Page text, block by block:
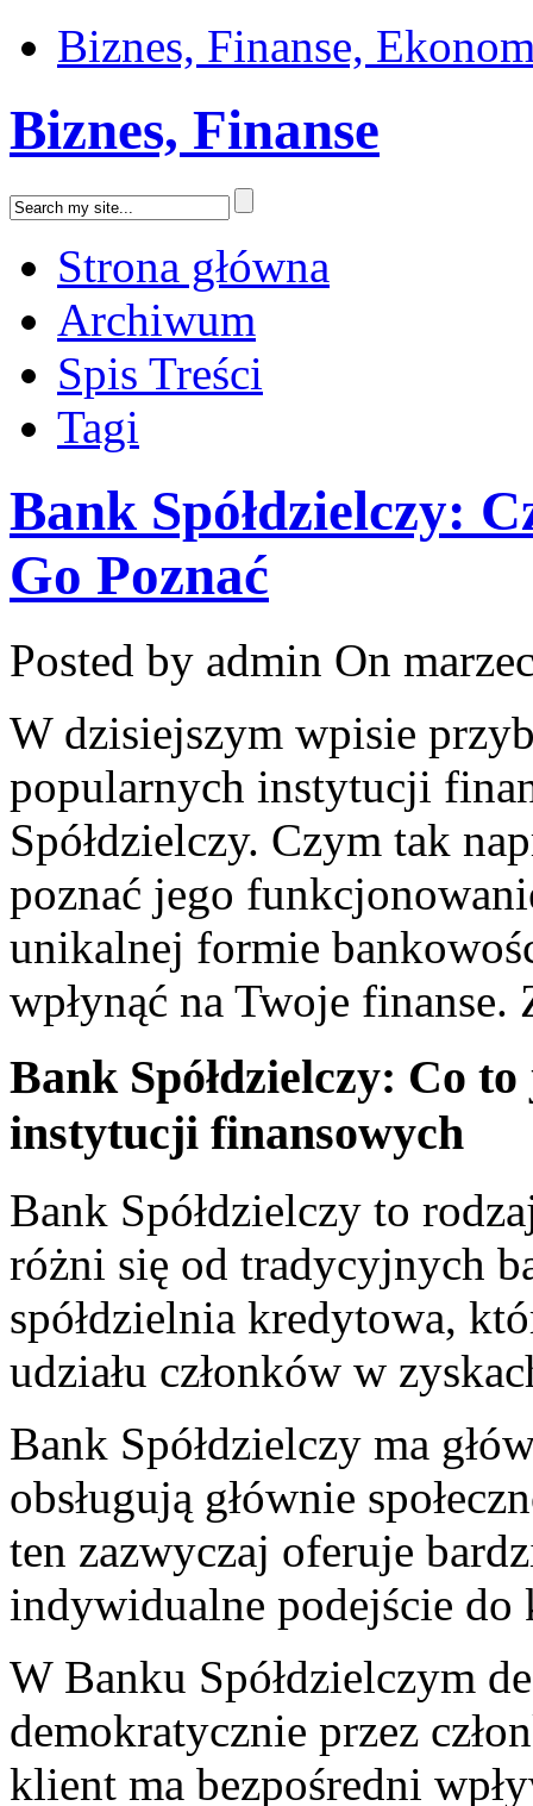
Biznes, Finanse,
Biznes, Finanse
Strona główna
Archiwum
Spis Treści
Tagi
Bank Spółdzielczy:
Go Poznać
Posted by admin On
W dzisiejszym wpisie
popularnych instytucji
Spółdzielczy. Czym tak
poznać jego
unikalnej ⁣formie
wpłynąć na Twoje
Bank ⁤Spółdzielczy: Co
instytucji finansowych
Bank Spółdzielczy to
różni się od tradycyjnych
spółdzielnia kredytowa,
udziału członków w
Bank Spółdzielczy ma
obsługują‍ głównie
ten zazwyczaj oferuje
indywidualne podejście do
W Banku Spółdzielczym
demokratycznie przez
klient ma bezpośredni⁢